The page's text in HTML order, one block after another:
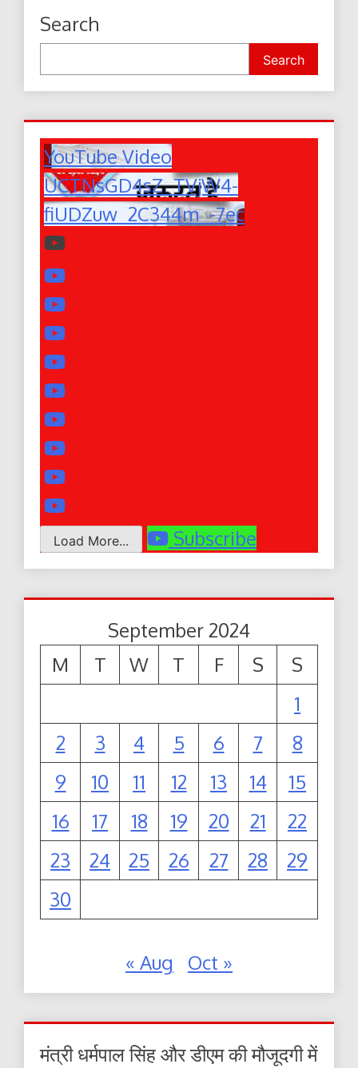
Search
Search
YouTube Video
UCTNsGD4sZ_TVjW4-
fiUDZuw_2C344m_-7ec
Load More... Subscribe
September 2024
M
T W T F S
S
1
2
3 4 5 6 7
8
9
10 11 12 13 14
15
16
17 18 19 20 21
22
23
24 25 26 27 28
29
30
« Aug Oct »
मंत्री धर्मपाल सिंह और डीएम की मौजूदगी में